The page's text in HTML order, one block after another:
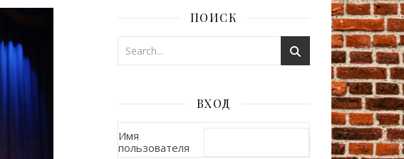
ПОИСК
ВХОД
Имя
пользователя